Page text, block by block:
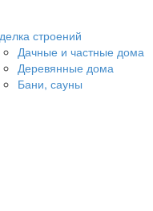
строений
Дачные и частные дома
Деревянные дома
Бани, сауны